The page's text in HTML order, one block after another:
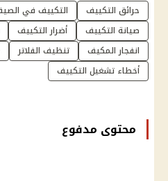
حرائق التكييف التكييف في
صيانة التكييف
أضرار التكييف
انفجار المكيف
تنظيف الفلاتر
أخطاء تشغيل التكييف
محتوى مدفوع